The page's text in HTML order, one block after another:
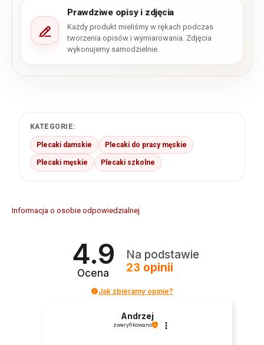
Prawdziwe opisy i zdjęcia
Każdy produkt mieliśmy w rękach podczas
tworzenia opisów i wymiarowania. Zdjęcia
wykonujemy samodzielnie.
KATEGORIE:
Plecaki damskie Plecaki do pracy męskie
Plecaki męskie Plecaki szkolne
Informacja o osobie odpowiedzialnej
4.9
Ocena
Na podstawie
23 opinii
Jak zbieramy opinie?
Andrzej
zweryfikowano